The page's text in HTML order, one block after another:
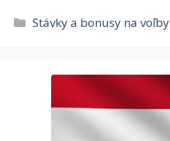
Kategórie
Stávky a bonusy na voľby